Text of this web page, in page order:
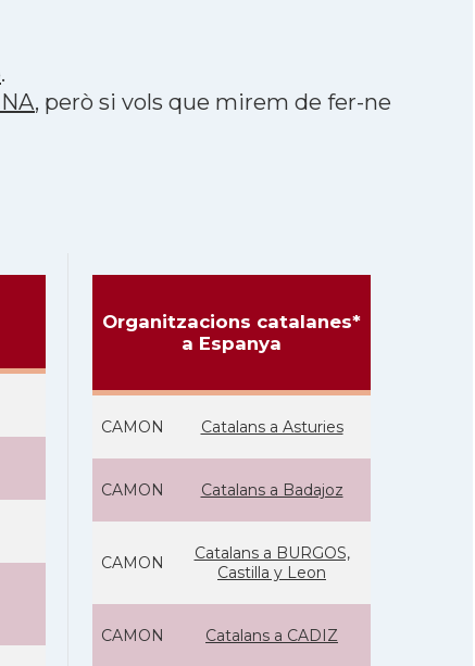
.
, però si vols que mirem de fer-ne
Organitzacions catalanes*
a Espanya
CAMON Catalans a Asturies
CAMON Catalans a Badajoz
CAMON
Catalans a BURGOS,
Castilla y Leon
CAMON Catalans a CADIZ